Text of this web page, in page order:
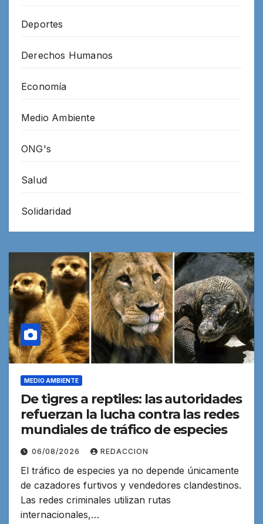
Deportes
Derechos Humanos
Economía
Medio Ambiente
ONG's
Salud
Solidaridad
MEDIO AMBIENTE
De tigres a reptiles: las autoridades
refuerzan la lucha contra las redes
mundiales de tráfico de especies
06/08/2026 REDACCION
El tráfico de especies ya no depende únicamente
de cazadores furtivos y vendedores clandestinos.
Las redes criminales utilizan rutas
internacionales,…